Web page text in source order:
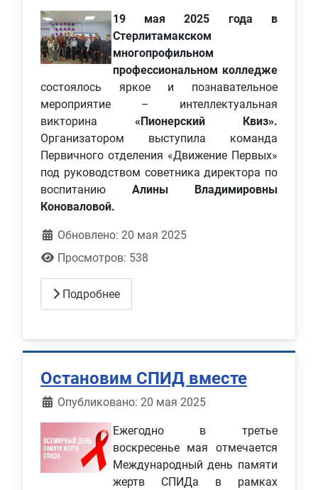
19 мая 2025 года в
Стерлитамакском
многопрофильном
профессиональном колледже
состоялось яркое и познавательное
мероприятие – интеллектуальная
викторина «Пионерский Квиз».
Организатором выступила команда
Первичного отделения «Движение Первых»
под руководством советника директора по
воспитанию Алины Владимировны
Коноваловой.
Обновлено: 20 мая 2025
Просмотров: 538
Подробнее
Остановим СПИД вместе
Информация о материале
Опубликовано: 20 мая 2025
Ежегодно в третье
воскресенье мая отмечается
Международный день памяти
жертв СПИДа в рамках